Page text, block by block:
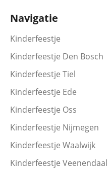
Navigatie
Kinderfeestje
Kinderfeestje Den Bosch
Kinderfeestje Tiel
Kinderfeestje Ede
Kinderfeestje Oss
Kinderfeestje Nijmegen
Kinderfeestje Waalwijk
Kinderfeestje Veenendaal